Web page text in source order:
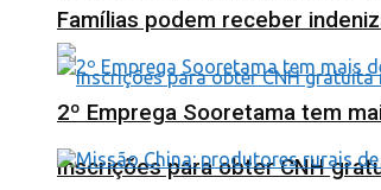
Inscrições para obter CNH
Famílias podem receber
2º Emprega Sooretama tem